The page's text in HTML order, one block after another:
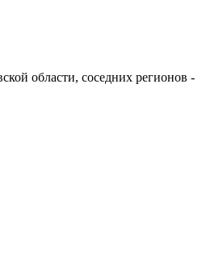
области, соседних регионов -